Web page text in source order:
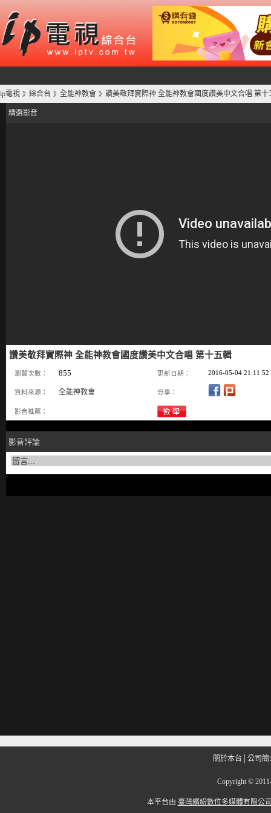
ip電視 》 綜合台 》 全能神教會 》 讚美敬拜實際神 全能神教會國度讚美中文合唱 第十
精選影音
讚美敬拜實際神 全能神教會國度讚美中文合唱 第十五輯
瀏覽次數： 855 更新日期： 2016-05-04 21:11:52
資料來源： 全能神教會 分享：
影音推薦：
影音評論
關於本台 公司簡
Copyright ©
本平台由 臺灣繽紛數位多媒體有限公